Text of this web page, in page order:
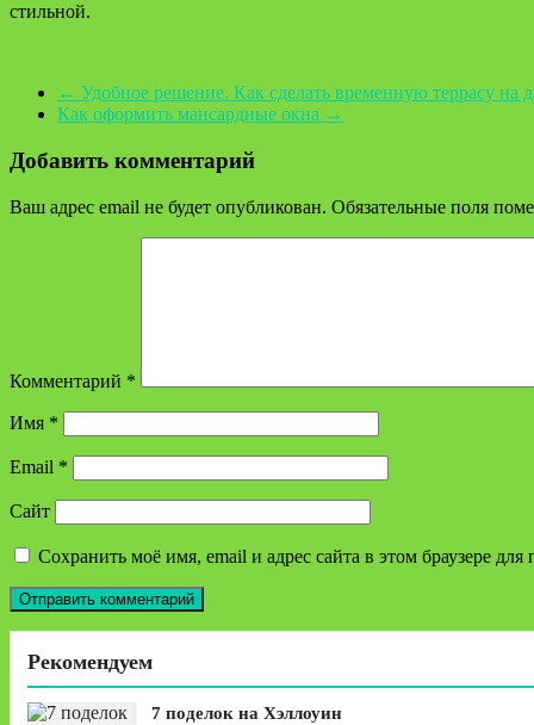
стильной.
← Удобное решение. Как сделать временную террасу на
Как оформить мансардные окна →
Добавить комментарий
Ваш адрес email не будет опубликован. Обязательные поля
Комментарий *
Имя *
Email *
Сайт
Сохранить моё имя, email и адрес сайта в этом браузере
Рекомендуем
7 поделок на Хэллоуин